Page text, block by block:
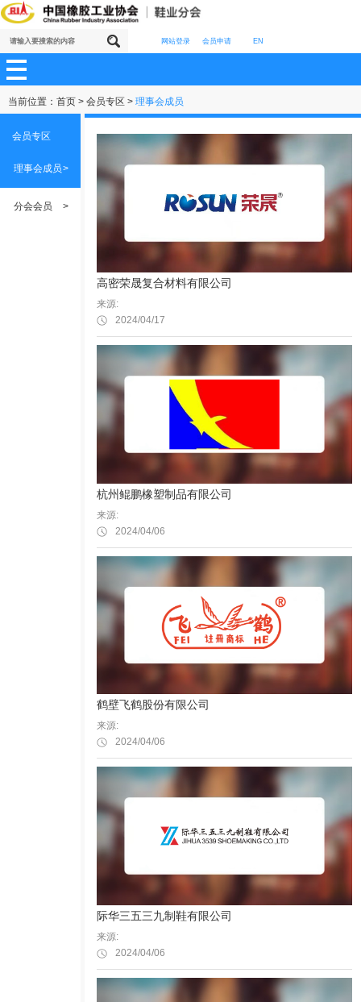
网站登录 会员申请 EN
当前位置： 首页 > 会员专区 > 理事会成员
会员专区
理事会成员>
分会会员 >
高密荣晟复合材料有限公司
来源:
2024/04/17
杭州鲲鹏橡塑制品有限公司
来源:
2024/04/06
鹤壁飞鹤股份有限公司
来源:
2024/04/06
际华三五三九制鞋有限公司
来源:
2024/04/06